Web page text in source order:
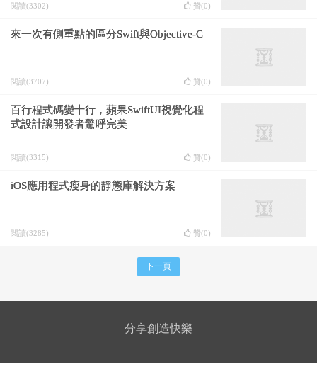
閱讀(3302) 贊(0)
來一次有側重點的區分Swift與Objective-C
閱讀(3707) 贊(0)
百行程式碼變十行，蘋果SwiftUI視覺化程
式設計讓開發者驚呼完美
閱讀(3315) 贊(0)
iOS應用程式瘦身的靜態庫解決方案
閱讀(3285) 贊(0)
下一頁
分享創造快樂